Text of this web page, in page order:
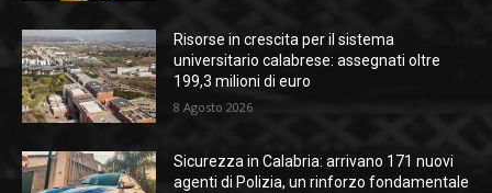
Risorse in crescita per il sistema
universitario calabrese: assegnati oltre
199,3 milioni di euro
8 Agosto 2026
Sicurezza in Calabria: arrivano 171 nuovi
agenti di Polizia, un rinforzo fondamentale